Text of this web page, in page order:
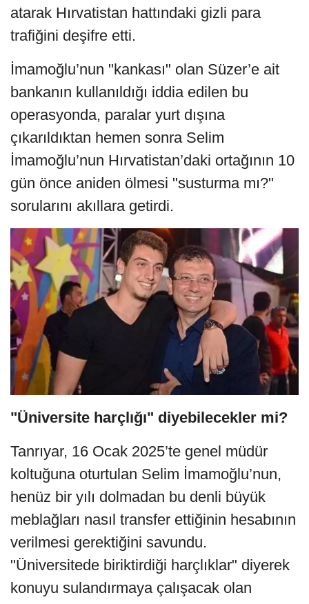
atarak Hırvatistan hattındaki gizli para
trafiğini deşifre etti.
İmamoğlu’nun "kankası" olan Süzer’e ait
bankanın kullanıldığı iddia edilen bu
operasyonda, paralar yurt dışına
çıkarıldıktan hemen sonra Selim
İmamoğlu’nun Hırvatistan’daki ortağının 10
gün önce aniden ölmesi "susturma mı?"
sorularını akıllara getirdi.
"Üniversite harçlığı" diyebilecekler mi?
Tanrıyar, 16 Ocak 2025’te genel müdür
koltuğuna oturtulan Selim İmamoğlu’nun,
henüz bir yılı dolmadan bu denli büyük
meblağları nasıl transfer ettiğinin hesabının
verilmesi gerektiğini savundu.
"Üniversitede biriktirdiği harçlıklar" diyerek
konuyu sulandırmaya çalışacak olan